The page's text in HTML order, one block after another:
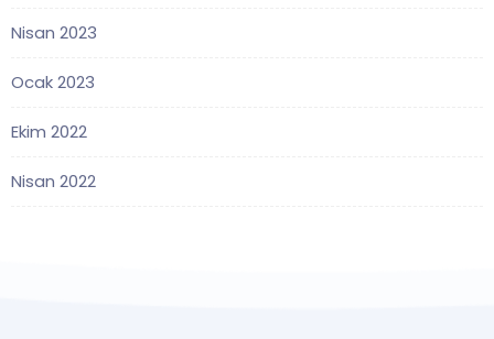
Nisan 2023
Ocak 2023
Ekim 2022
Nisan 2022